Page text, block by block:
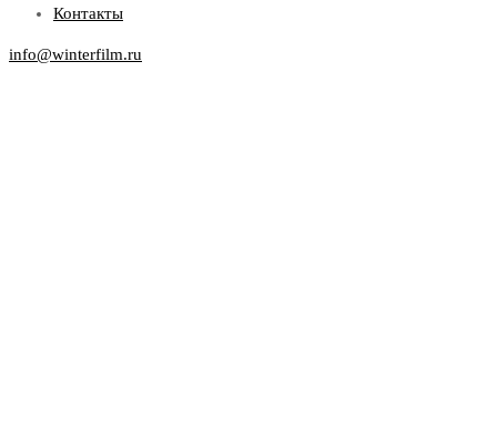
Контакты
info@winterfilm.ru